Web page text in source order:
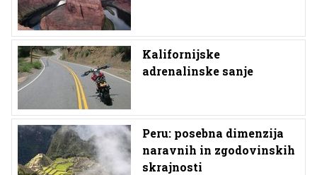
Kalifornijske
adrenalinske sanje
Peru: posebna dimenzija
naravnih in zgodovinskih
skrajnosti